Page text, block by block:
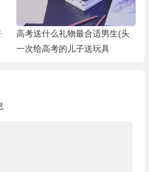
高考送什么礼物最合适男生(头
一次给高考的儿子送玩具